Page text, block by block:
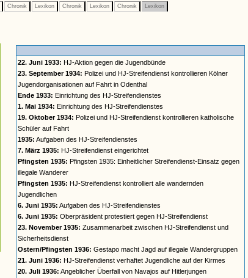
Chronik Lexikon Chronik Lexikon Chronik Lexikon
22. Juni 1933: HJ-Aktion gegen die Jugendbünde
23. September 1934: Polizei und HJ-Streifendienst kontrollieren Kölner
Jugendorganisationen auf Fahrt in Odenthal
Ende 1933: Einrichtung des HJ-Streifendienstes
1. Mai 1934: Einrichtung des HJ-Streifendienstes
19. Oktober 1934: Polizei und HJ-Streifendienst kontrollieren katholische
Schüler auf Fahrt
1935: Aufgaben des HJ-Streifendienstes
7. März 1935: HJ-Streifendienst eingerichtet
Pfingsten 1935: Pfingsten 1935: Einheitlicher Streifendienst-Einsatz gegen
illegale Wanderer
Pfingsten 1935: HJ-Streifendienst kontrolliert alle wandernden
Jugendlichen
6. Juni 1935: Aufgaben des HJ-Streifendienstes
6. Juni 1935: Oberpräsident protestiert gegen HJ-Streifendienst
23. November 1935: Zusammenarbeit zwischen HJ-Streifendienst und
Sicherheitsdienst
Ostern/Pfingsten 1936: Gestapo macht Jagd auf illegale Wandergruppen
21. Juni 1936: HJ-Streifendienst verhaftet Jugendliche auf der Kirmes
20. Juli 1936: Angeblicher Überfall von Navajos auf Hitlerjungen